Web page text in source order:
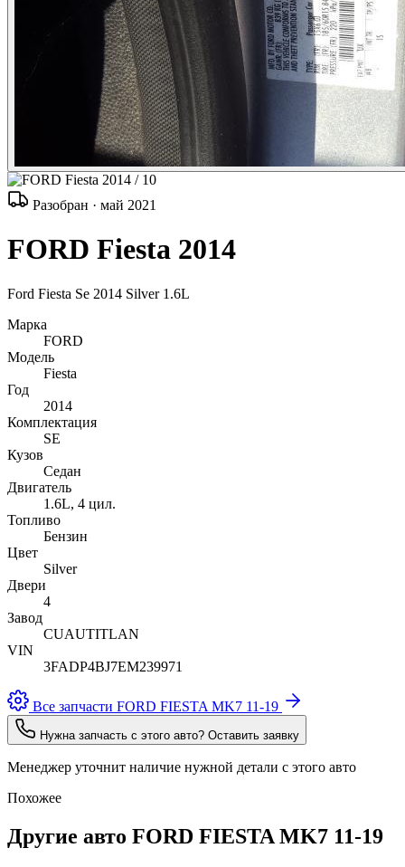
/ 10
Разобран · май 2021
FORD Fiesta 2014
Ford Fiesta Se 2014 Silver 1.6L
Марка
FORD
Модель
Fiesta
Год
2014
Комплектация
SE
Кузов
Седан
Двигатель
1.6L, 4 цил.
Топливо
Бензин
Цвет
Silver
Двери
4
Завод
CUAUTITLAN
VIN
3FADP4BJ7EM239971
Все запчасти FORD FIESTA MK7 11-19
Нужна запчасть с этого авто? Оставить заявку
Менеджер уточнит наличие нужной детали с этого авто
Похожее
Другие авто FORD FIESTA MK7 11-19